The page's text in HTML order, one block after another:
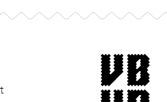
museum van